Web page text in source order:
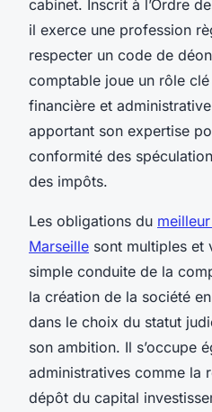
cabinet. Inscrit à l’Ordre
il exerce une profession
respecter un code de
comptable joue un rôle
financière et
apportant son expertise
conformité des
des impôts.
Les obligations du
Marseille sont multiples et
simple conduite de la
la création de la société
dans le choix du statut
son ambition. Il s’occupe
administratives comme la
dépôt du capital